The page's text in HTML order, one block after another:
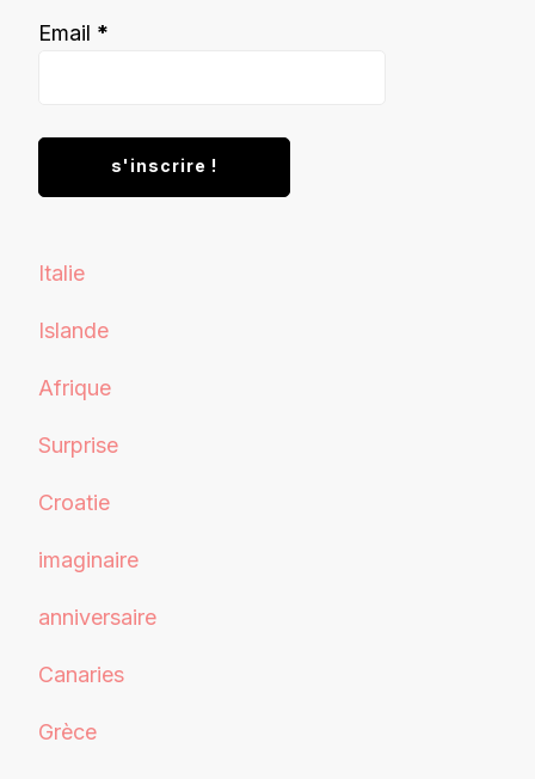
Email *
Italie
Islande
Afrique
Surprise
Croatie
imaginaire
anniversaire
Canaries
Grèce